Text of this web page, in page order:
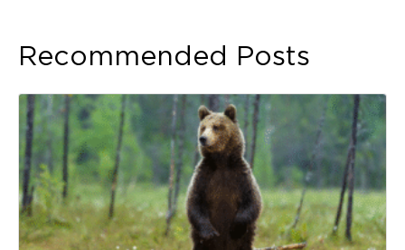
Recommended Posts